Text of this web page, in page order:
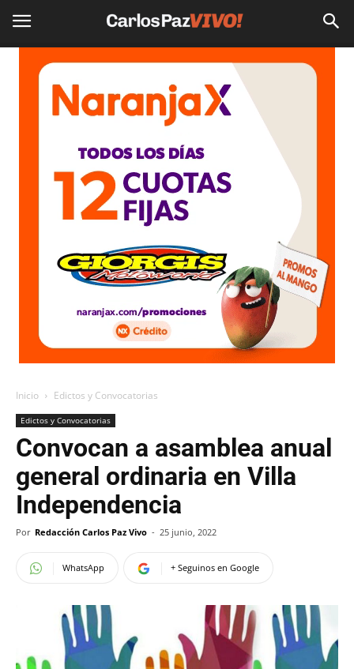
Inicio Edictos y Convocatorias
Edictos y Convocatorias
Convocan a asamblea anual
general ordinaria en Villa
Independencia
Por Redacción Carlos Paz Vivo - 25 junio, 2022
WhatsApp + Seguinos en Google